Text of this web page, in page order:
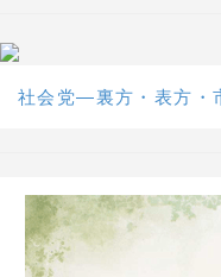
社会党―裏方・表方・